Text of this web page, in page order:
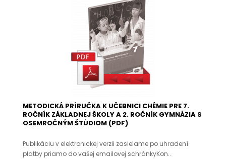
METODICKÁ PRÍRUČKA K UČEBNICI CHÉMIE PRE 7.
ROČNÍK ZÁKLADNEJ ŠKOLY A 2. ROČNÍK GYMNÁZIA S
OSEMROČNÝM ŠTÚDIOM (PDF)
Publikáciu v elektronickej verzii zasielame po uhradení
platby priamo do vašej emailovej schránkyKon..